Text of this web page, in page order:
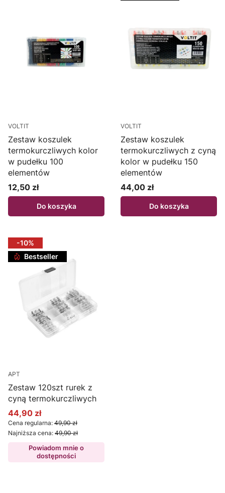
VOLTIT
Zestaw koszulek
termokurczliwych kolor
w pudełku 100
elementów
Cena
12,50 zł
Do koszyka
VOLTIT
Zestaw koszulek
termokurczliwych z cyną
kolor w pudełku 150
elementów
Cena
44,00 zł
Do koszyka
-10%
Bestseller
APT
Zestaw 120szt rurek z
cyną termokurczliwych
Cena promocyjna
44,90 zł
Cena regularna: 49,90 zł
Najniższa cena: 49,90 zł
Powiadom mnie o
dostępności